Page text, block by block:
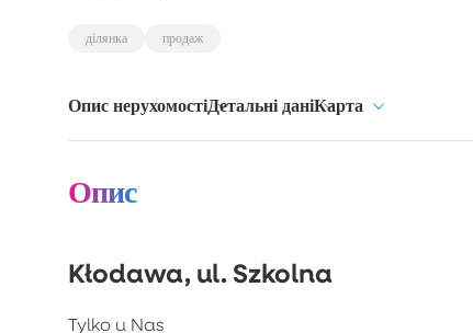
ділянка продаж
Опис нерухомостіДетальні даніКарта
Опис
Kłodawa, ul. Szkolna
Tylko u Nas